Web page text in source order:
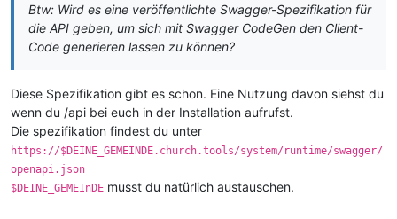
Btw: Wird es eine veröffentlichte Swagger-Spezifikation für
die API geben, um sich mit Swagger CodeGen den Client-
Code generieren lassen zu können?
Diese Spezifikation gibt es schon. Eine Nutzung davon siehst du
wenn du /api bei euch in der Installation aufrufst.
Die spezifikation findest du unter
https://$DEINE_GEMEINDE.church.tools/system/runtime/swagger/
openapi.json
$DEINE_GEMEInDE musst du natürlich austauschen.